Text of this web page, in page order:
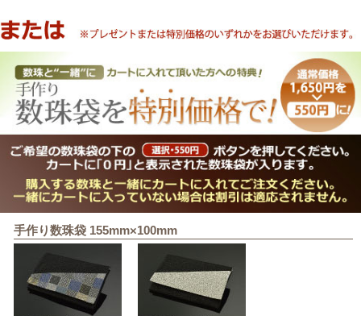
手作り数珠袋 155mm×100mm